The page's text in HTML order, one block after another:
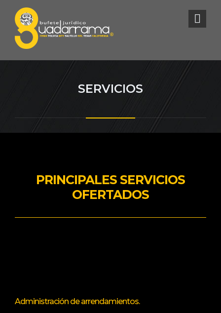
SERVICIOS
PRINCIPALES SERVICIOS
OFERTADOS
Administración de arrendamientos.